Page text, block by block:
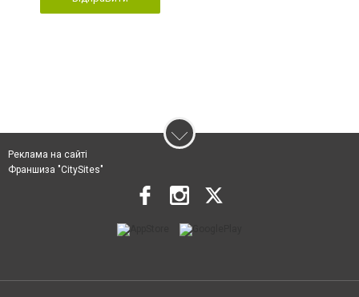
Реклама на сайті
Франшиза "CitySites"